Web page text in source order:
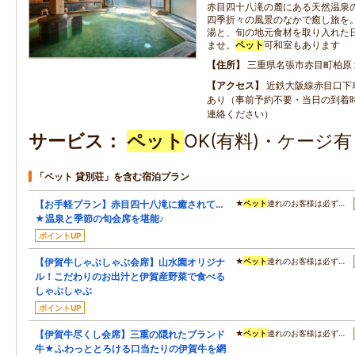
赤目四十八滝の麓にある天然温泉
四季折々の風景のなかで癒し旅を
湯と、旬の地元食材を取り入れた
ませ。 ペット可和室もあります
住所
三重県名張市赤目町柏原
アクセス
近鉄大阪線赤目口
あり（事前予約不要・当日の到着
連絡ください）
サービス ペット OK(有料)・ケージ
「ペット 貸別荘」を含む宿泊プラン
【お手軽プラン】赤目四十八滝に癒されて…
★温泉と季節の旬会席を堪能♪
ポイントUP
★ペット連れのお客様は必ず…
【伊賀牛しゃぶしゃぶ会席】山水園オリジナ
ル！こだわりのお出汁と伊賀産野菜で食べる
しゃぶしゃぶ
ポイントUP
★ペット連れのお客様は必ず…
【伊賀牛尽くし会席】三重の隠れたブランド
牛★ふわっととろける口当たりの伊賀牛を網
★ペット連れのお客様は必ず…